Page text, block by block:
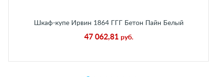
Шкаф-купе Ирвин 1864 ГГГ Бетон Пайн Белый
47 062,81 руб.